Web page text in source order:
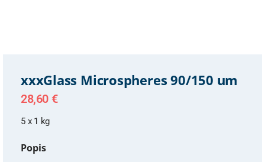
xxxGlass Microspheres 90/150 um
28,60 €
5 x 1 kg
Popis